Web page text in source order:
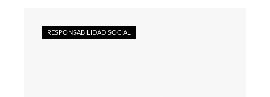
RESPONSABILIDAD SOCIAL